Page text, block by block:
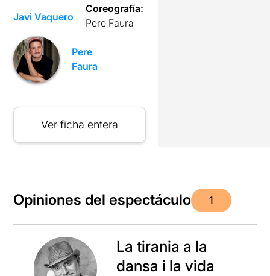
Javi Vaquero
Pere
Faura
Coreografía:
Pere Faura
Ver ficha entera
Opiniones del espectáculo 1
La tirania a la
dansa i la vida